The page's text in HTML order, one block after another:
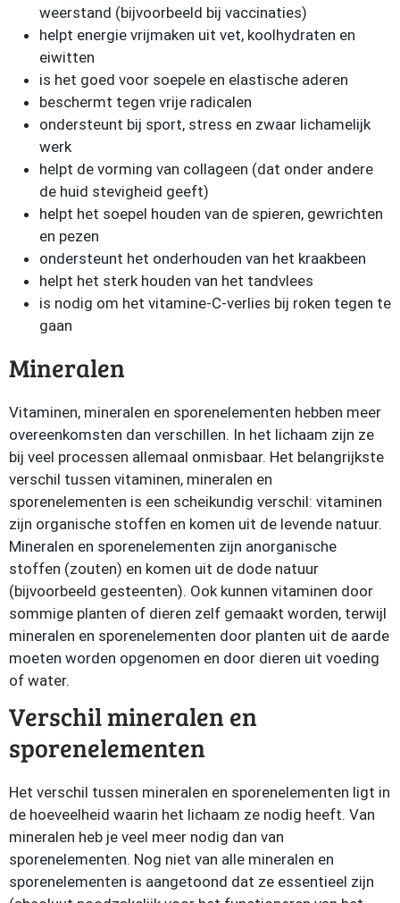
weerstand (bijvoorbeeld bij vaccinaties)
helpt energie vrijmaken uit vet, koolhydraten en
eiwitten
is het goed voor soepele en elastische aderen
beschermt tegen vrije radicalen
ondersteunt bij sport, stress en zwaar lichamelijk
werk
helpt de vorming van collageen (dat onder andere
de huid stevigheid geeft)
helpt het soepel houden van de spieren, gewrichten
en pezen
ondersteunt het onderhouden van het kraakbeen
helpt het sterk houden van het tandvlees
is nodig om het vitamine-C-verlies bij roken tegen te
gaan
Mineralen
Vitaminen, mineralen en sporenelementen hebben meer
overeenkomsten dan verschillen. In het lichaam zijn ze
bij veel processen allemaal onmisbaar. Het belangrijkste
verschil tussen vitaminen, mineralen en
sporenelementen is een scheikundig verschil: vitaminen
zijn organische stoffen en komen uit de levende natuur.
Mineralen en sporenelementen zijn anorganische
stoffen (zouten) en komen uit de dode natuur
(bijvoorbeeld gesteenten). Ook kunnen vitaminen door
sommige planten of dieren zelf gemaakt worden, terwijl
mineralen en sporenelementen door planten uit de aarde
moeten worden opgenomen en door dieren uit voeding
of water.
Verschil mineralen en
sporenelementen
Het verschil tussen mineralen en sporenelementen ligt in
de hoeveelheid waarin het lichaam ze nodig heeft. Van
mineralen heb je veel meer nodig dan van
sporenelementen. Nog niet van alle mineralen en
sporenelementen is aangetoond dat ze essentieel zijn